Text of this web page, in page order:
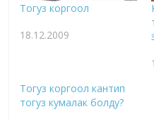
Тогуз коргоол
18.12.2009
Тогуз коргоол кантип
тогуз кумалак болду?